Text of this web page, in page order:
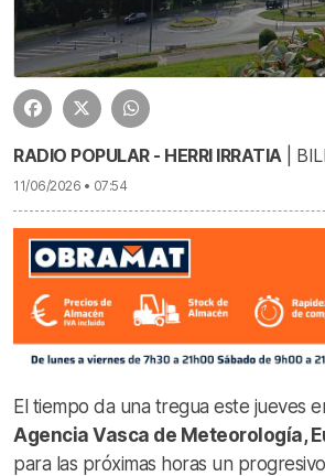
RADIO POPULAR - HERRI IRRATIA|
11/06/2026 • 07:54
El tiempo da una tregua este jueves
Agencia Vasca de Meteorología,
para las próximas horas un progresivo